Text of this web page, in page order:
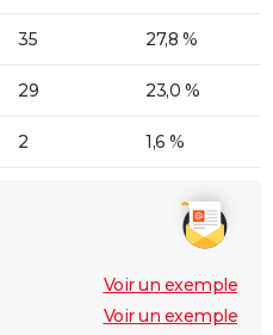
35 27,8 %
29 23,0 %
2 1,6 %
Voir un exemple
Voir un exemple